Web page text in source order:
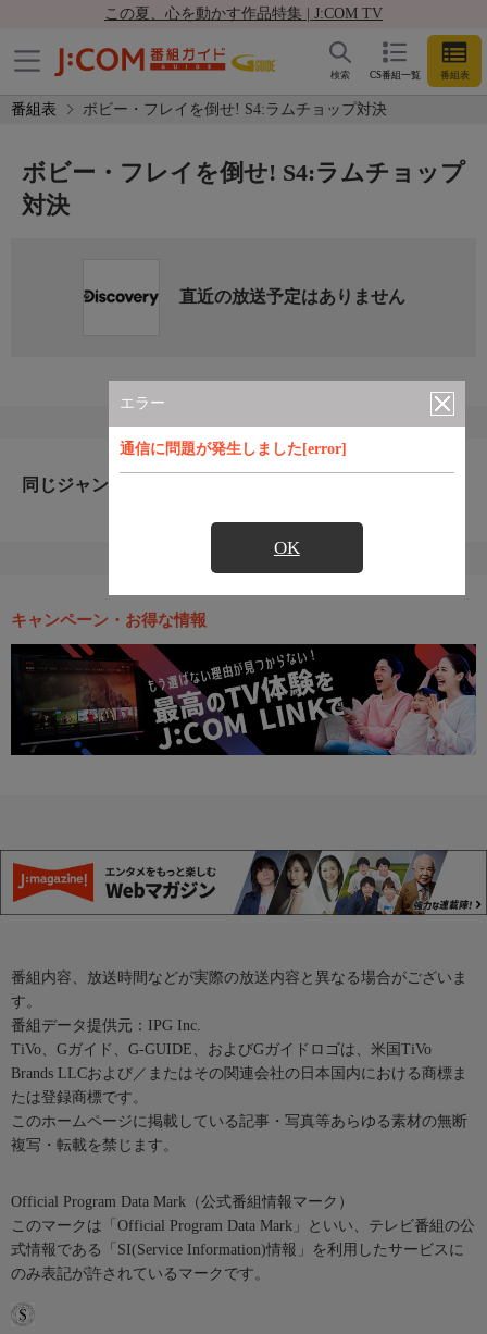
この夏、心を動かす作品特集 | J:COM TV
CS番組一覧 番組表
検索
番組表 ボビー・フレイを倒せ! S4:ラムチョップ対決
エラー
通信に問題が発生しました[error]
OK
ボビー・フレイを倒せ! S4:ラムチョップ
対決
直近の放送予定はありません
同じジャンルのおすすめ番組
キャンペーン・お得な情報
番組内容、放送時間などが実際の放送内容と異なる場合がございま
す。
番組データ提供元：IPG Inc.
TiVo、Gガイド、G-GUIDE、およびGガイドロゴは、米国TiVo
Brands LLCおよび／またはその関連会社の日本国内における商標ま
たは登録商標です。
このホームページに掲載している記事・写真等あらゆる素材の無断
複写・転載を禁じます。
Official Program Data Mark（公式番組情報マーク）
このマークは「Official Program Data Mark」といい、テレビ番組の公
式情報である「SI(Service Information)情報」を利用したサービスに
のみ表記が許されているマークです。